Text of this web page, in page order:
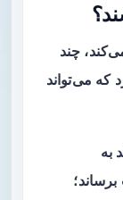
چند
که می‌تواند
به